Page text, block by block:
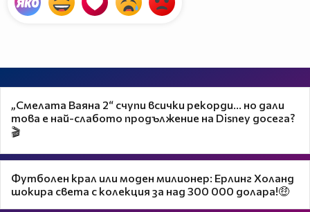
„Смелата Ваяна 2“ счупи всички рекорди... но дали
това е най-слабото продължение на Disney досега?
🎬
Футболен крал или моден милионер: Ерлинг Хoланд
шокира света с колекция за над 300 000 долара!🤑